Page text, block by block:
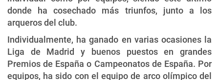
donde ha cosechado más triunfos, junto a los
arqueros del club.
Individualmente, ha ganado en varias ocasiones la
Liga de Madrid y buenos puestos en grandes
Premios de España o Campeonatos de España. Por
equipos, ha sido con el equipo de arco olímpico del